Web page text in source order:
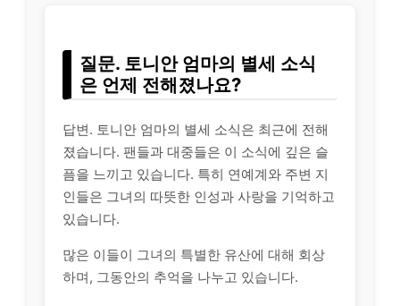
질문. 토니안 엄마의 별세 소식
은 언제 전해졌나요?
답변. 토니안 엄마의 별세 소식은 최근에 전해
졌습니다. 팬들과 대중들은 이 소식에 깊은 슬
픔을 느끼고 있습니다. 특히 연예계와 주변 지
인들은 그녀의 따뜻한 인성과 사랑을 기억하고
있습니다.
많은 이들이 그녀의 특별한 유산에 대해 회상
하며, 그동안의 추억을 나누고 있습니다.